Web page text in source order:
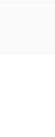
không
sản phẩm
phẩm phù